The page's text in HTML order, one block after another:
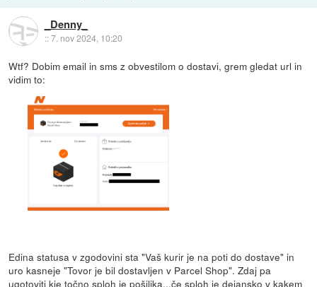
_Denny_
::7. nov 2024, 10:20
Wtf? Dobim email in sms z obvestilom o dostavi, grem gledat url in
vidim to:
Edina statusa v zgodovini sta "Vaš kurir je na poti do dostave" in
uro kasneje "Tovor je bil dostavljen v Parcel Shop". Zdaj pa
ugotoviti kje točno sploh je pošiljka...če sploh je dejansko v kakem